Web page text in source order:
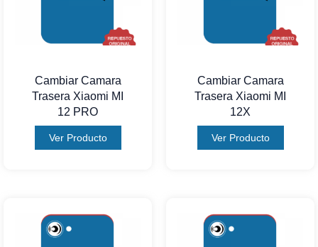
Cambiar Camara
Trasera Xiaomi MI
12 PRO
Ver Producto
Cambiar Camara
Trasera Xiaomi MI
12X
Ver Producto